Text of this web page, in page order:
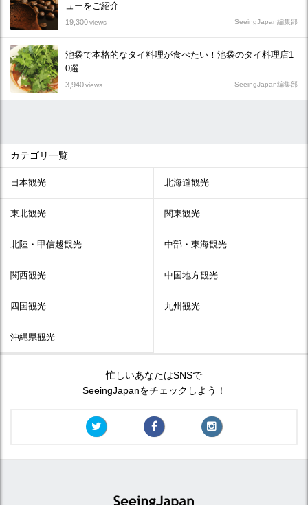
ューをご紹介
19,300views SeeingJapan編集部
池袋で本格的なタイ料理が食べたい！池袋のタイ料理店1
0選
3,940views SeeingJapan編集部
カテゴリ一覧
日本観光 北海道観光
東北観光 関東観光
北陸・甲信越観光 中部・東海観光
関西観光 中国地方観光
四国観光 九州観光
沖縄県観光
忙しいあなたはSNSで
SeeingJapanをチェックしよう！